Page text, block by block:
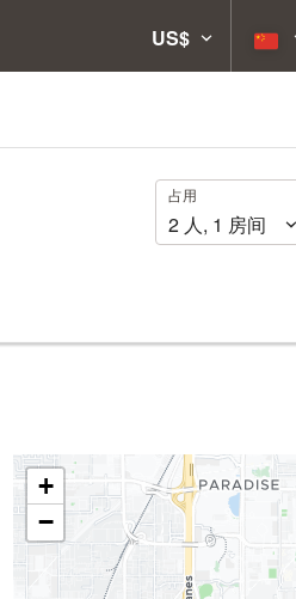
US$
占
用
占用
2 人, 1 房间
+
−